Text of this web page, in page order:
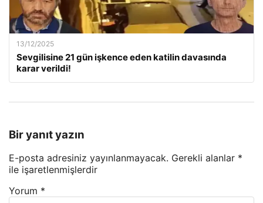
13/12/2025
Sevgilisine 21 gün işkence eden katilin davasında
karar verildi!
Bir yanıt yazın
E-posta adresiniz yayınlanmayacak. Gerekli alanlar *
ile işaretlenmişlerdir
Yorum *